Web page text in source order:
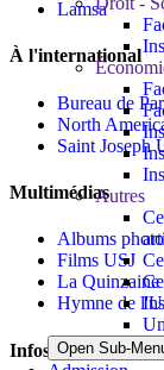
Autres
Open Sub-
Lamsa
À l'international
Bureau de
North
Saint Joseph
Multimédias
Albums
Films USJ
La Quinzaine
Hymne de
Infos pratiques